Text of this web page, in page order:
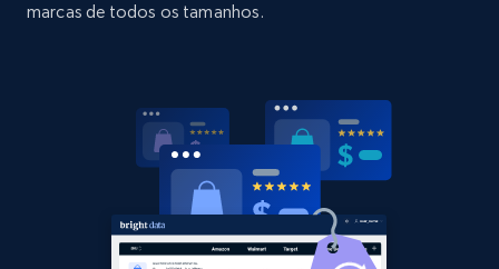
using specified keywords
URL, Domain, Country code, Model number,
Sku, Product id, Product name, Manufacturer,
2.1K+ 353+ Comece agora
marcas de todos os tamanhos.